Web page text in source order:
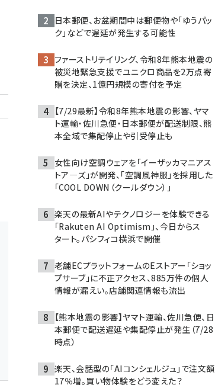
日本郵便、お盆期間中は郵便物や「ゆうパッ
ク」などで遅延が発生する可能性
ファーストリテイリング、令和8年熊本地震の
被災地緊急支援でユニクロ商品を2万点寄
贈を決定、1億円規模の寄付を予定
【7/29最新】令和8年熊本地震の影響、ヤマ
ト運輸・佐川急便・日本郵便が配送制限、熊
本全域で集配停止や引受停止も
女性向け空調ウェアを「イーザッカマニアス
トア―ズ」が開発、「空調風神服」を採用した
「COOL DOWN（クールダウン）」
楽天の最新AIやテクノロジーを体験できる
「Rakuten AI Optimism」、今日からス
タート。パシフィコ横浜で開催
老舗ECプラットフォームのEストアー「ショッ
プサーブ」に不正アクセス、885万件の個人
情報が漏えい。店舗関連情報も流出
【熊本地震の影響】ヤマト運輸、佐川急便、日
本郵便で配送遅延や集配停止が発生（7/28
時点）
楽天、会話型の「AIコンシェルジュ」で注文額
17％増。買い物体験をどう変えた？